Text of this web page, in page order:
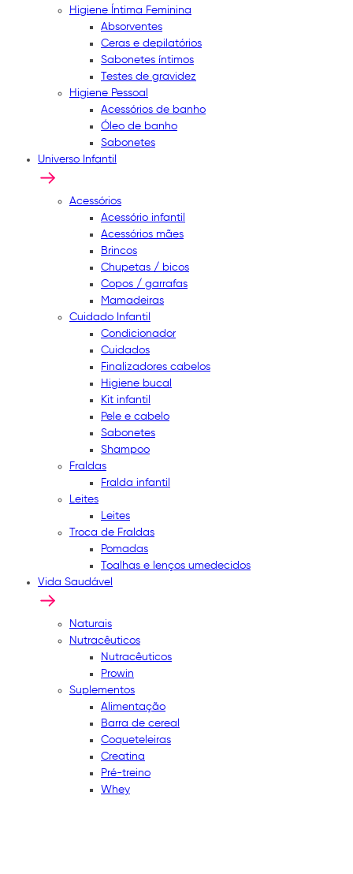
Higiene Íntima Feminina
Absorventes
Ceras e depilatórios
Sabonetes íntimos
Testes de gravidez
Higiene Pessoal
Acessórios de banho
Óleo de banho
Sabonetes
Universo Infantil
Acessórios
Acessório infantil
Acessórios mães
Brincos
Chupetas / bicos
Copos / garrafas
Mamadeiras
Cuidado Infantil
Condicionador
Cuidados
Finalizadores cabelos
Higiene bucal
Kit infantil
Pele e cabelo
Sabonetes
Shampoo
Fraldas
Fralda infantil
Leites
Leites
Troca de Fraldas
Pomadas
Toalhas e lenços umedecidos
Vida Saudável
Naturais
Nutracêuticos
Nutracêuticos
Prowin
Suplementos
Alimentação
Barra de cereal
Coqueteleiras
Creatina
Pré-treino
Whey